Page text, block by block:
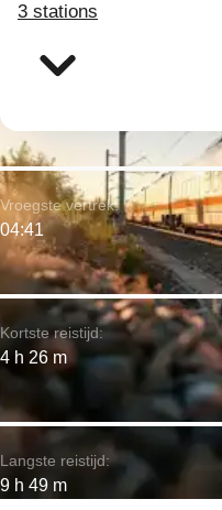
3 stations
Kortste reistijd:
4 h 26 m
Vroegste vertrek:
04:41
Langste reistijd:
9 h 49 m